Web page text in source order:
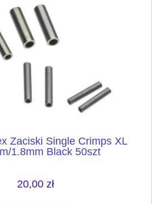
Zaciski Single Crimps XL
1.8mm Black 50szt
20,00 zł